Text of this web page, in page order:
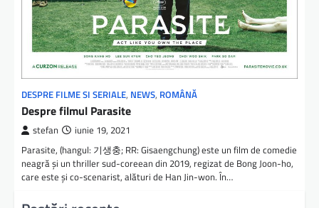
DESPRE FILME SI SERIALE, NEWS, ROMÂNĂ
Despre filmul Parasite
stefan iunie 19, 2021
Parasite, (hangul: 기생충; RR: Gisaengchung) este un film de comedie
neagră și un thriller sud-coreean din 2019, regizat de Bong Joon-ho,
care este și co-scenarist, alături de Han Jin-won⁠. În…